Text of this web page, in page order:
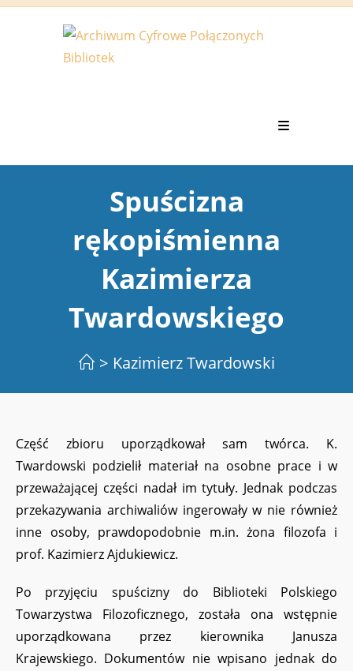
Koniec
Spuścizna
rękopiśmienna
Kazimierza
Twardowskiego
> Kazimierz Twardowski
Część zbioru uporządkował sam twórca. K.
Twardowski podzielił materiał na osobne prace i w
przeważającej części nadał im tytuły. Jednak podczas
przekazywania archiwaliów ingerowały w nie również
inne osoby, prawdopodobnie m.in. żona filozofa i
prof. Kazimierz Ajdukiewicz.
Po przyjęciu spuścizny do Biblioteki Polskiego
Towarzystwa Filozoficznego, została ona wstępnie
uporządkowana przez kierownika Janusza
Krajewskiego. Dokumentów nie wpisano jednak do